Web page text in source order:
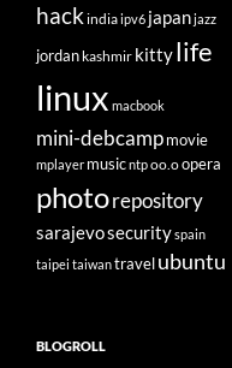
hackindiaipv6 japanjazz
jordankashmir kittylife
linux macbook
mini-debcampmovie
mplayer musicntpoo.oopera
photorepository
sarajevosecurityspain
taipei taiwantravelubuntu
BLOGROLL